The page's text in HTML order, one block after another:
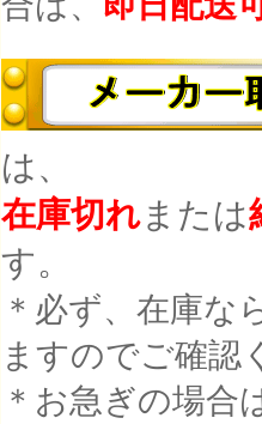
は、
在庫切れまたは
す。
＊必ず、在庫な
ますのでご確認
＊お急ぎの場合